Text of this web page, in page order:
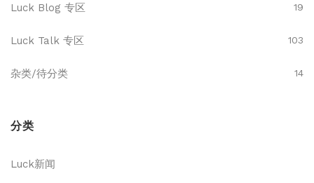
Luck Blog 专区 19
Luck Talk 专区 103
杂类/待分类 14
分类
Luck新闻